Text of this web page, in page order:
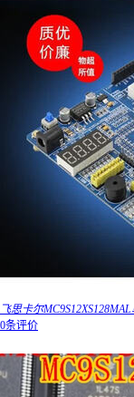
飞思卡尔
0条评价